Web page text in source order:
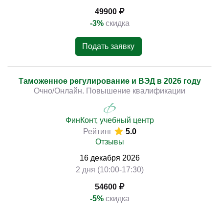
49900
-3% скидка
Подать заявку
Таможенное регулирование и ВЭД в 2026 году
Очно/Онлайн. Повышение квалификации
ФинКонт, учебный центр
Рейтинг
5.0
Отзывы
16 декабря 2026
2 дня (10:00-17:30)
54600
-5% скидка